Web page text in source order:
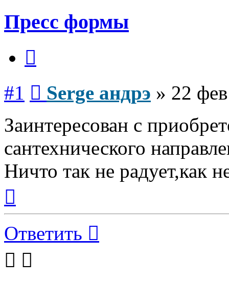
Пресс формы
#1 Serge андрэ » 22
Заинтересован с
сантехнического
Ничто так не радует,как
началу
Ответить